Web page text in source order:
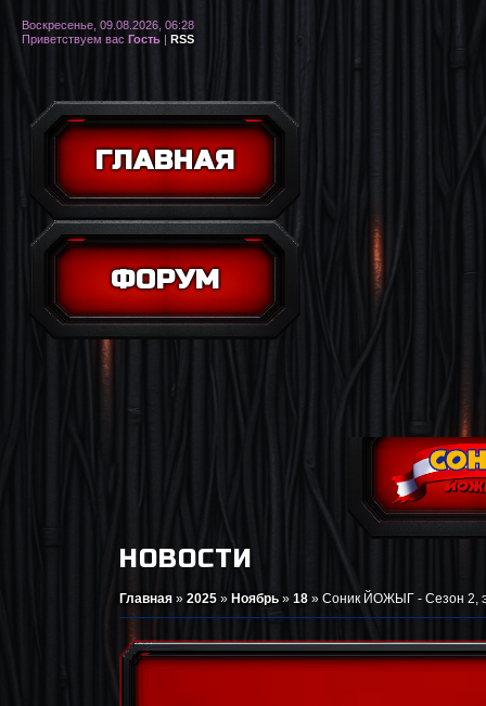
ГЛАВНАЯ
ФОРУМ
Воскресенье, 09.08.2026, 06:28
Приветствуем вас Гость | RSS
НОВОСТИ
Главная » 2025 » Ноябрь » 18 » Соник ЙОЖЫГ - Сезон 2,